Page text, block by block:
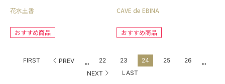
花水土香
おすすめ商品
CAVE de EBINA
おすすめ商品
FIRST PREV ... 22 23 24 25 26 ...
NEXT LAST